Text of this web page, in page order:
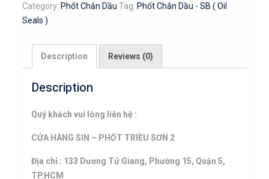
-
SB
Seals
Category: Phốt Chắn Dầu Tag: Phốt Chắn Dầu - SB ( Oil
Seals )
Description Reviews (0)
Description
Quý khách vui lòng liên hệ :
CỬA HÀNG SIN – PHỐT TRIỀU SƠN 2
Địa chỉ : 133 Dương Tử Giang, Phường 15, Quận 5,
TP.HCM